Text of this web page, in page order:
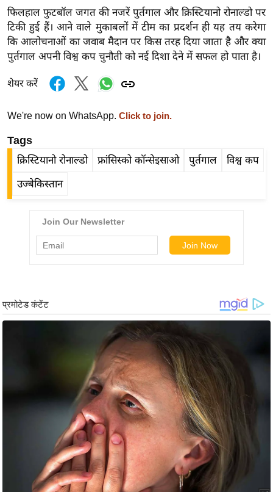
ड
फि
ल्म
स
मी
B
e
a
ला
इ
फिलहाल फुटबॉल जगत की नजरें पुर्तगाल और क्रिस्टियानो रोनाल्डो पर
टिकी हुई हैं। आने वाले मुकाबलों में टीम का प्रदर्शन ही यह तय करेगा
कि आलोचनाओं का जवाब मैदान पर किस तरह दिया जाता है और क्या
पुर्तगाल अपनी विश्व कप चुनौती को नई दिशा देने में सफल हो पाता है।
शेयर करें
We're now on WhatsApp. Click to join.
Tags
क्रिस्टियानो रोनाल्डो फ्रांसिस्को कॉन्सेइसाओ पुर्तगाल विश्व कप
उज्बेकिस्तान